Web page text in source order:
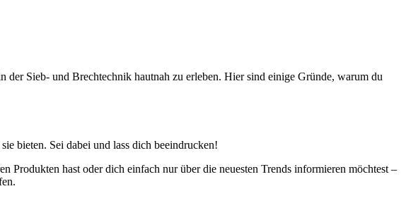
der Sieb- und Brechtechnik hautnah zu erleben. Hier sind einige Gründe, warum du
bieten. Sei dabei und lass dich beeindrucken!
Produkten hast oder dich einfach nur über die neuesten Trends informieren möchtest –